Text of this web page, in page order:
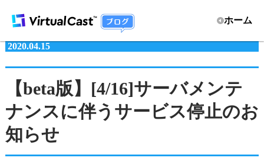
ホーム
2020.04.15
【beta版】[4/16]サーバメンテ
ナンスに伴うサービス停止のお
知らせ